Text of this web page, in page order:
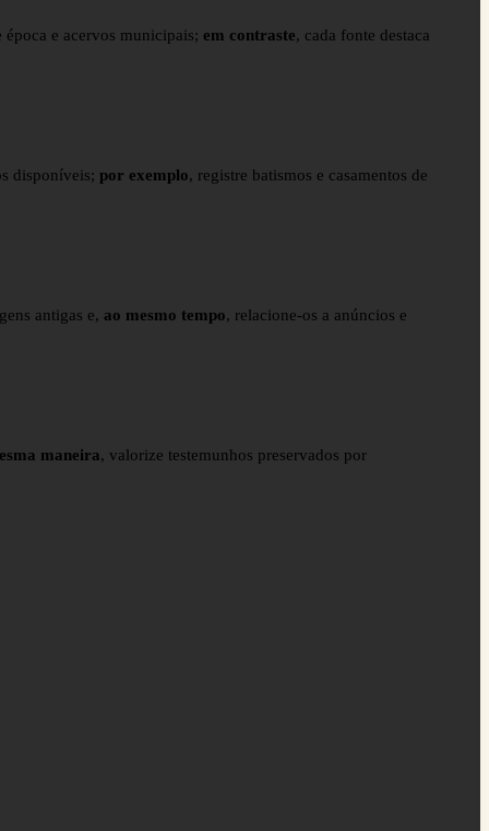
e acervos municipais; em contraste, cada fonte destaca
disponíveis; por exemplo, registre batismos e casamentos de
antigas e, ao mesmo tempo, relacione-os a anúncios e
maneira, valorize testemunhos preservados por